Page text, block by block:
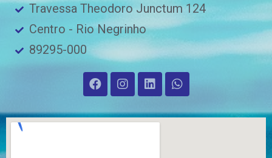
Travessa Theodoro Junctum 124
Centro - Rio Negrinho
89295-000